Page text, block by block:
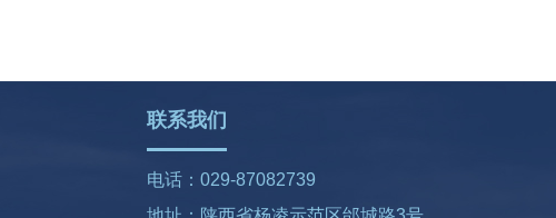
联系我们
电话：029-87082739